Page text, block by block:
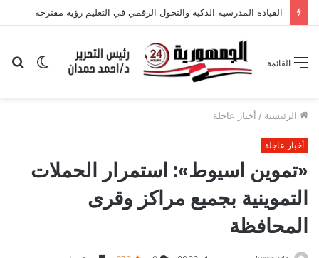
القيادة المدرسية الذكية والتحول الرقمي في التعليم رؤية مقترحة
الوضع
القائمة
الرئيسية / أخبار عاجلة
أخبار عاجلة
«تموين اسيوط»: استمرار الحملات
التموينية بجميع مراكز وقرى
المحافظة